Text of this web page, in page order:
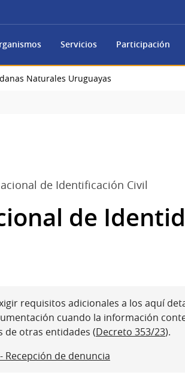
Servicios Participación
Naturales Uruguayas
de Identificación Civil
de
requisitos adicionales a los aquí
cuando la información
de otras entidades (Decreto 353/23).
de denuncia